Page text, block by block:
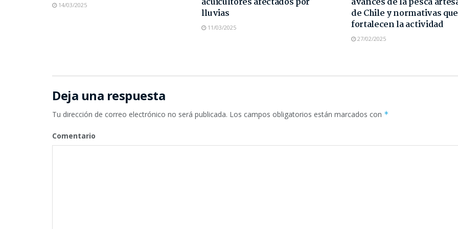
14/03/2025
lluvias
11/03/2025
de Chile y normativas que
fortalecen la actividad
27/02/2025
Deja una respuesta
Tu dirección de correo electrónico no será publicada. Los campos obligatorios están marcados con *
Comentario